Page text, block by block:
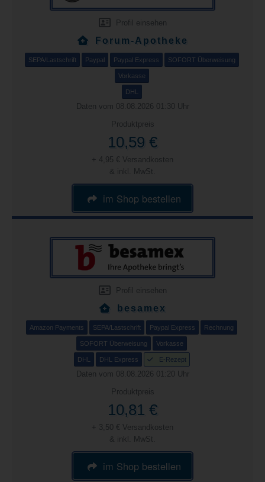
Profil einsehen
Forum-Apotheke
SEPA/Lastschrift Paypal Paypal Express SOFORT Überweisung
Vorkasse
DHL
Daten vom 08.08.2026 01:30 Uhr
Produktpreis
10,59 €
+ 4,95 € Versandkosten
& inkl. MwSt.
im Shop bestellen
Profil einsehen
besamex
Amazon Payments SEPA/Lastschrift Paypal Express Rechnung
SOFORT Überweisung Vorkasse
DHL DHL Express E-Rezept
Daten vom 08.08.2026 01:20 Uhr
Produktpreis
10,81 €
+ 3,50 € Versandkosten
& inkl. MwSt.
im Shop bestellen